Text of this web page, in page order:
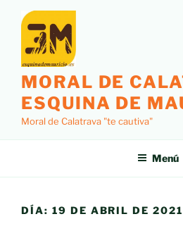
contenido
MORAL DE
ESQUINA DE
Moral de Calatrava "te cautiva"
Menú
DÍA: 19 DE ABRIL DE 2021